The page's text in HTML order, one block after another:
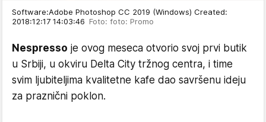
Software:Adobe Photoshop CC 2019 (Windows) Created:
2018:12:17 14:03:46 Foto: foto: Promo
Nespresso je ovog meseca otvorio svoj prvi butik
u Srbiji, u okviru Delta City tržnog centra, i time
svim ljubiteljima kvalitetne kafe dao savršenu ideju
za praznični poklon.